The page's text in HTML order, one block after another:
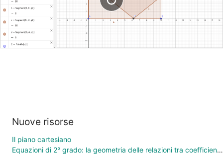
Nuove risorse
Il piano cartesiano
Equazioni di 2° grado: la geometria delle relazioni tra coefficienti e soluzioni